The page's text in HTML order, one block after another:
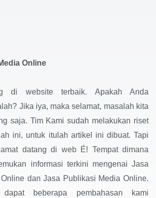
Online
di website terbaik. Apakah Anda
Jika iya, maka selamat, masalah kita
saja. Tim Kami sudah melakukan riset
ini, untuk itulah artikel ini dibuat. Tapi
datang di web É! Tempat dimana
informasi terkini mengenai Jasa
dan Jasa Publikasi Media Online.
beberapa pembahasan kami